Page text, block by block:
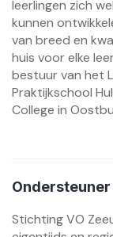
leerlingen zich
kunnen
van breed en
huis voor elke
bestuur van het
Praktijkschool
College in
Stichting VO